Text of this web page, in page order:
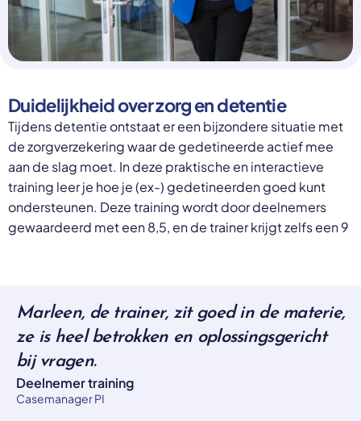
Overheid moet proactief
ondersteuning bieden bij schulden, niet
straffen
Schrap de opslag op de zorgpremie voor mensen die
niet kunnen betalen en bied proactieve
ondersteuning, zoals automatische zorgtoeslag. Zo
Select a language
Nederlands
English
Romana
български
Українська
русский
Espanol
Francais
Duidelijkheid over zorg en detentie
Tijdens detentie ontstaat er een bijzondere situatie met
de zorgverzekering waar de gedetineerde actief mee
aan de slag moet. In deze praktische en interactieve
training leer je hoe je (ex-) gedetineerden goed kunt
ondersteunen. Deze training wordt door deelnemers
gewaardeerd met een 8,5, en de trainer krijgt zelfs een 9
Marleen, de trainer, zit goed in de materie,
ze is heel betrokken en oplossingsgericht
bij vragen.
Deelnemer training
Casemanager PI